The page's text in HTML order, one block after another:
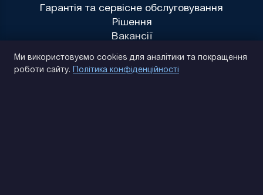
Гарантія та сервісне обслуговування
Рішення
Вакансії
Ми використовуємо cookies для аналітики та покращення
роботи сайту. Політика конфіденційності